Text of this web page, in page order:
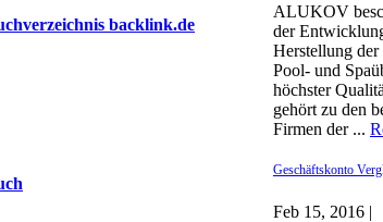
ALUKOV
der
Herstellung der
Pool- und
höchster
gehört zu den
Firmen der ...
Geschäftskonto
Feb 15, 2016 |
backlink.de